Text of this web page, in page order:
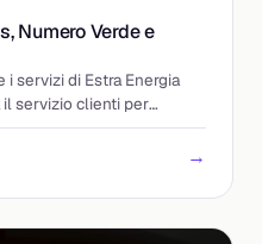
Numero Verde e
servizi di Estra Energia
il servizio clienti per
→